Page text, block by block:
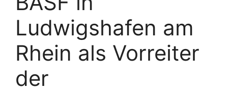
Ludwigshafen am
Rhein als Vorreiter
der